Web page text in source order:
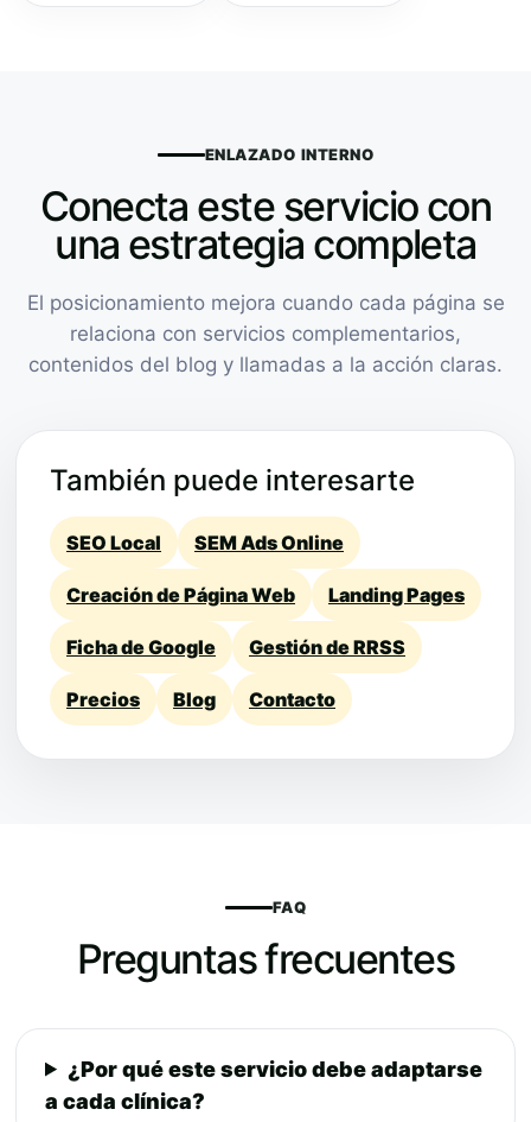
ENLAZADO INTERNO
Conecta este servicio con
una estrategia completa
El posicionamiento mejora cuando cada página se
relaciona con servicios complementarios,
contenidos del blog y llamadas a la acción claras.
También puede interesarte
SEO Local SEM Ads Online
Creación de Página Web Landing Pages
Ficha de Google Gestión de RRSS
Precios Blog Contacto
FAQ
Preguntas frecuentes
¿Por qué este servicio debe adaptarse
a cada clínica?